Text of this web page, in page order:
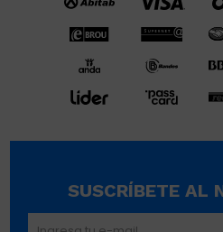
SUSCRÍBETE AL